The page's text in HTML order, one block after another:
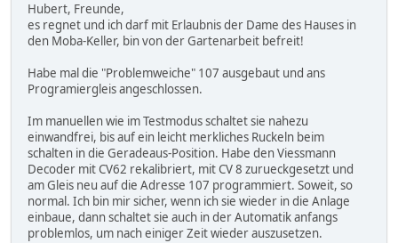
Hubert, Freunde,
es regnet und ich darf mit Erlaubnis der Dame des Hauses in
den Moba-Keller, bin von der Gartenarbeit befreit!
Habe mal die "Problemweiche" 107 ausgebaut und ans
Programiergleis angeschlossen.
Im manuellen wie im Testmodus schaltet sie nahezu
einwandfrei, bis auf ein leicht merkliches Ruckeln beim
schalten in die Geradeaus-Position. Habe den Viessmann
Decoder mit CV62 rekalibriert, mit CV 8 zurueckgesetzt und
am Gleis neu auf die Adresse 107 programmiert. Soweit, so
normal. Ich bin mir sicher, wenn ich sie wieder in die Anlage
einbaue, dann schaltet sie auch in der Automatik anfangs
problemlos, um nach einiger Zeit wieder auszusetzen.